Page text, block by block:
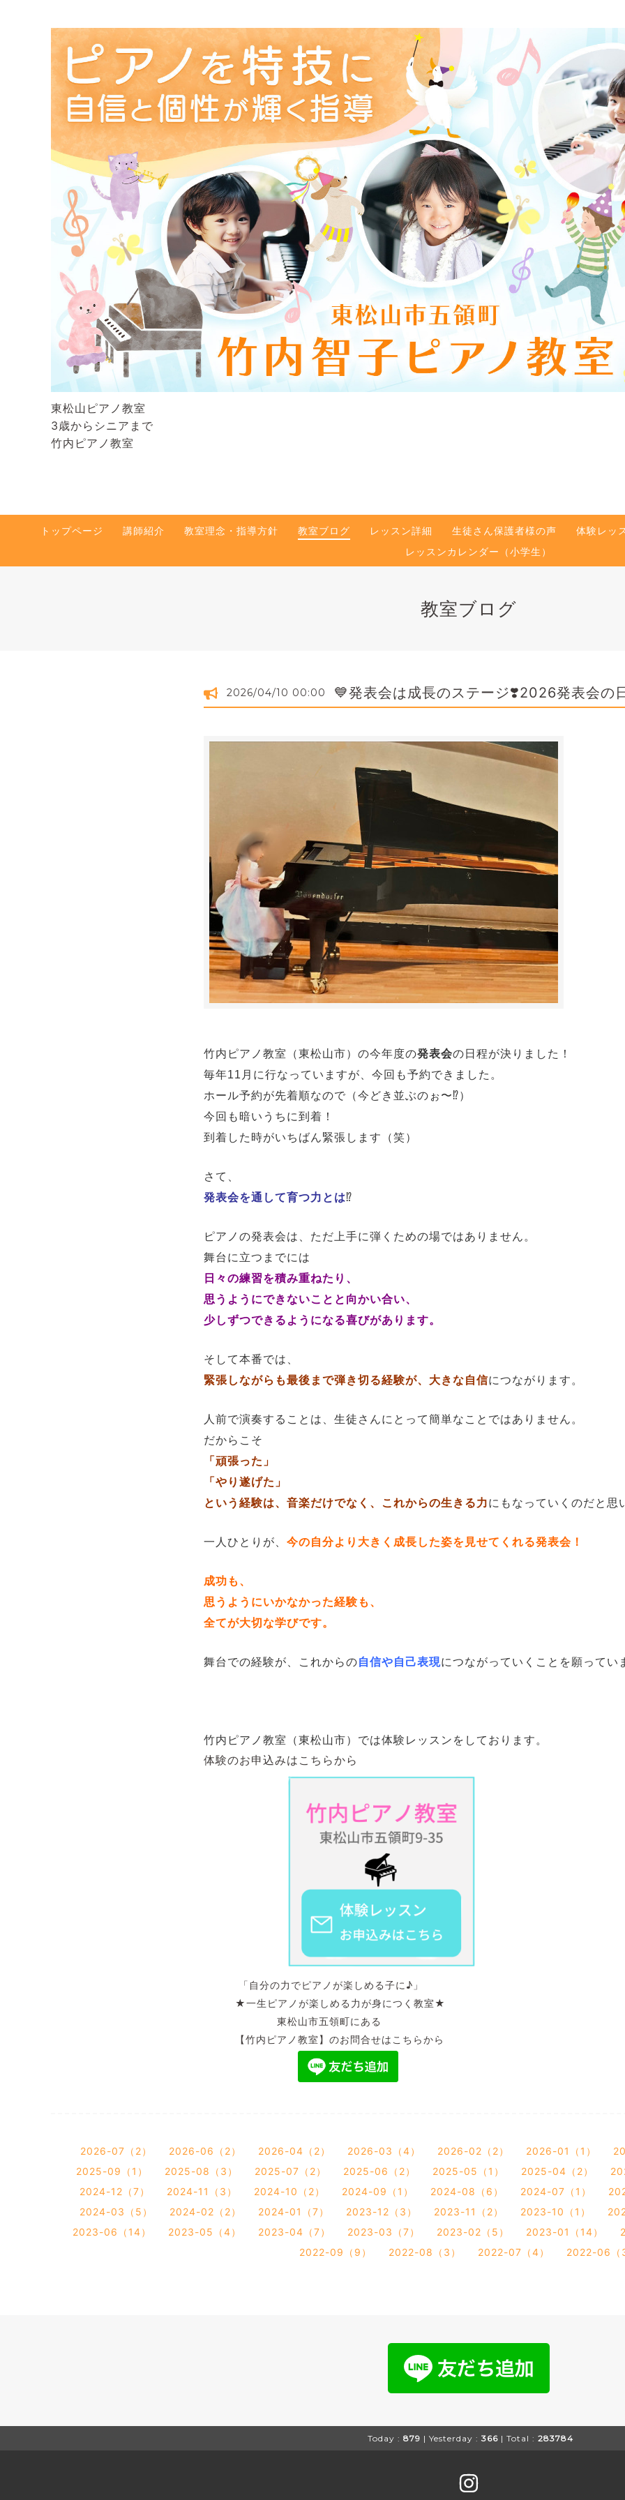
東松山ピアノ教室
3歳からシニアまで
竹内ピアノ教室
トップページ 講師紹介 教室理念・指導方針 教室ブログ レッスン詳細 生徒さん保護者様の声
体験レッ
レッスンカレンダー（小学生）
教室ブログ
2026/04/10 00:00 💙発表会は成長のステージ❣️2026発表会の
竹内ピアノ教室（東松山市）の今年度の発表会の日程が決りました！
毎年11月に行なっていますが、今回も予約できました。
ホール予約が先着順なので（今どき並ぶのぉ〜⁉︎）
今回も暗いうちに到着！
到着した時がいちばん緊張します（笑）
さて、
発表会を通して育つ力とは⁉️
ピアノの発表会は、ただ上手に弾くための場ではありません。
舞台に立つまでには
日々の練習を積み重ねたり、
思うようにできないことと向かい合い、
少しずつできるようになる喜びがあります。
そして本番では、
緊張しながらも最後まで弾き切る経験が、大きな自信につながります。
人前で演奏することは、生徒さんにとって簡単なことではありません。
だからこそ
「頑張った」
「やり遂げた」
という経験は、音楽だけでなく、これからの生きる力にもなっていくのだと思
一人ひとりが、 今の自分より大きく成長した姿を見せてくれる発表会！
成功も、
思うようにいかなかった経験も、
全てが大切な学びです。
舞台での経験が、これからの自信や自己表現につながっていくことを願ってい
竹内ピアノ教室（東松山市）では体験レッスンをしております。
体験のお申込みはこちらから
「自分の力でピアノが楽しめる子に♪」
★一生ピアノが楽しめる力が身につく教室★
東松山市五領町にある
【竹内ピアノ教室】のお問合せはこちらから
2026-07（2） 2026-06（2） 2026-04（2） 2026-03（4） 2026-02（2） 2026-01（1）
2025-09（1）
2025-08（3） 2025-07（2） 2025-06（2） 2025-05（1） 2025-04（2）
2024-12（7）
2024-11（3） 2024-10（2） 2024-09（1） 2024-08（6） 2024-07（1）
2024-03（5）
2024-02（2） 2024-01（7） 2023-12（3） 2023-11（2） 2023-10（1）
2023-06（14）
2023-05（4） 2023-04（7） 2023-03（7） 2023-02（5） 2023-01（14）
2022-09（9）
2022-08（3） 2022-07（4） 2022-06（
Today : 879 | Yesterday : 366 | Total : 283784